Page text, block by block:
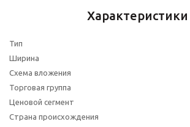
Характеристики
Тип
Ширина
Схема вложения
Торговая группа
Ценовой сегмент
Страна происхождения